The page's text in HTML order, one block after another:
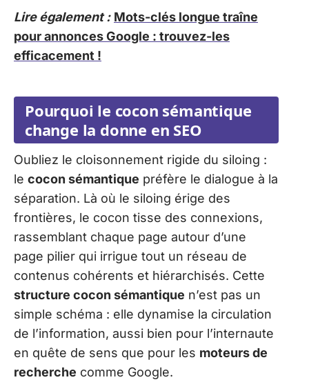
Lire également : Mots-clés longue traîne
pour annonces Google : trouvez-les
efficacement !
Pourquoi le cocon sémantique
change la donne en SEO
Oubliez le cloisonnement rigide du siloing :
le cocon sémantique préfère le dialogue à la
séparation. Là où le siloing érige des
frontières, le cocon tisse des connexions,
rassemblant chaque page autour d’une
page pilier qui irrigue tout un réseau de
contenus cohérents et hiérarchisés. Cette
structure cocon sémantique n’est pas un
simple schéma : elle dynamise la circulation
de l’information, aussi bien pour l’internaute
en quête de sens que pour les moteurs de
recherche comme Google.